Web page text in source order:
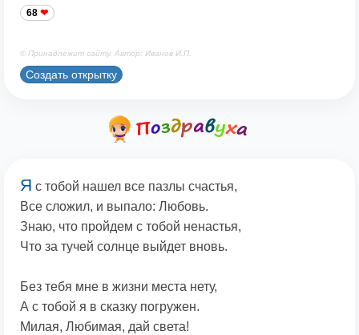
68
© Принадлежит сайту. Автор: Иванов И.П.
Создать открытку
Я с тобой нашел все пазлы счастья,
Все сложил, и выпало: Любовь.
Знаю, что пройдем с тобой ненастья,
Что за тучей солнце выйдет вновь.
Без тебя мне в жизни места нету,
А с тобой я в сказку погружен.
Милая, Любимая, дай света!